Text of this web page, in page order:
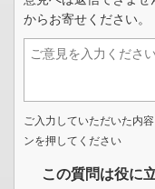
からお寄せください。
ご入力していただいた内
ンを押してください
この質問は役に